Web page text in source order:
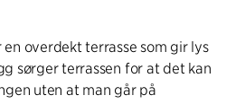
overdekt terrasse som gir lys
sørger terrassen for at det kan
uten at man går på